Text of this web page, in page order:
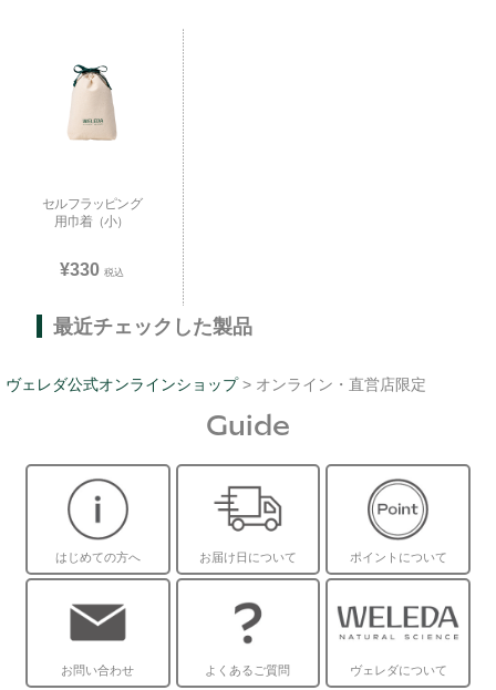
セルフラッピング
用巾着（小）
¥330 税込
最近チェックした製品
ヴェレダ公式オンラインショップ > オンライン・直営店限定
Guide
はじめての方へ お届け日について ポイントについて
お問い合わせ よくあるご質問 ヴェレダについて